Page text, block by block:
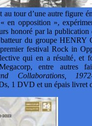
au tour d’une autre figure
en opposition »,
honoré par la publication
du groupe HENRY
festival Rock in
qui en a résulté, et
entre autres
Collaborations, 1972-
1 DVD et un épais livret